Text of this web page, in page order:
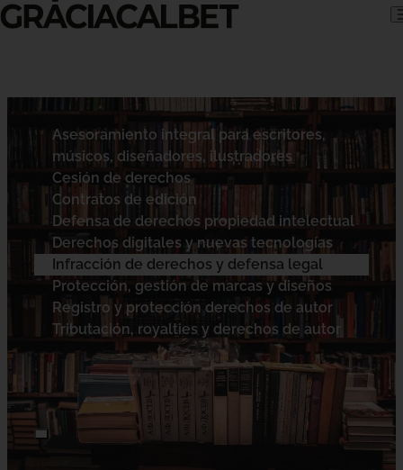
Skip to content
Asesoramiento integral para escritores,
músicos, diseñadores, ilustradores
Cesión de derechos
Contratos de edición
Defensa de derechos propiedad intelectual
Derechos digitales y nuevas tecnologías
Infracción de derechos y defensa legal
Protección, gestión de marcas y diseños
Registro y protección derechos de autor
Tributación, royalties y derechos de autor